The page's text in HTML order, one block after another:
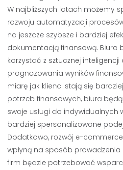
W najbliższych latach możemy
rozwoju automatyzacji
na jeszcze szybsze i bardziej
dokumentacją finansową. Biura
korzystać z sztucznej
prognozowania wyników
miarę jak klienci stają się
potrzeb finansowych, biura
swoje usługi do indywidualnych
bardziej spersonalizowane
Dodatkowo, rozwój e-
wpłyną na sposób
firm będzie potrzebować